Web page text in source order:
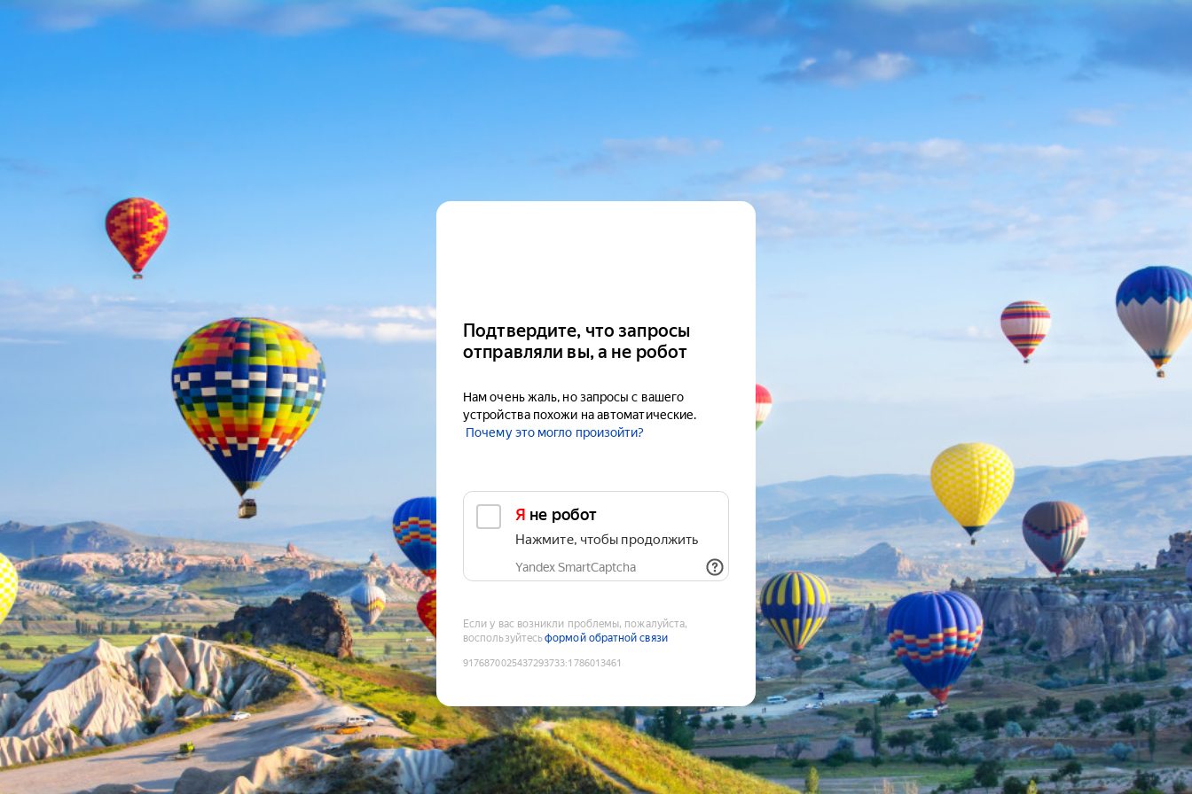
Подтвердите, что запросы
отправляли вы, а не робот
Нам очень жаль, но запросы с вашего
устройства похожи на автоматические.
Почему это могло произойти?
Я не робот
Нажмите, чтобы продолжить
Yandex SmartCaptcha
Если у вас возникли проблемы, пожалуйста,
воспользуйтесьформой обратной связи
9176870025437293733:1786013461